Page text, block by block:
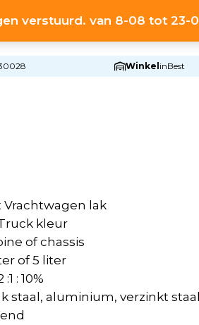
verstuurd. van 8-08 tot 23-
HOME SHOP
Winkel inBest
Vrachtwagen lak
kleur
of chassis
of 5 liter
: 10%
staal, aluminium, verzinkt